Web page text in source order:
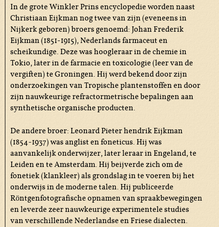
In de grote Winkler Prins encyclopedie worden naast
Christiaan Eijkman nog twee van zijn (eveneens in
Nijkerk geboren) broers genoemd: Johan Frederik
Eijkman (1851-1915), Nederlands farmaceut en
scheikundige. Deze was hoogleraar in de chemie in
Tokio, later in de farmacie en toxicologie (leer van de
vergiften) te Groningen. Hij werd bekend door zijn
onderzoekingen van Tropische plantenstoffen en door
zijn nauwkeurige refractormetrische bepalingen aan
synthetische organische producten.
De andere broer: Leonard Pieter hendrik Eijkman
(1854-1937) was anglist en foneticus. Hij was
aanvankelijk onderwijzer, later leraar in Engeland, te
Leiden en te Amsterdam. Hij beijverde zich om de
fonetiek (klankleer) als grondslag in te voeren bij het
onderwijs in de moderne talen. Hij publiceerde
Röntgenfotografische opnamen van spraakbewegingen
en leverde zeer nauwkeurige experimentele studies
van verschillende Nederlandse en Friese dialecten.